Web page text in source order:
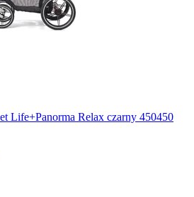
Life+Panorma Relax czarny 450450